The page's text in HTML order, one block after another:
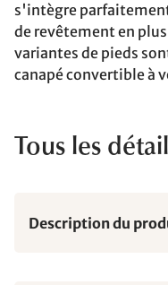
s'intègre
de revêtement en
variantes de pieds
canapé convertible à
Tous les
Description du